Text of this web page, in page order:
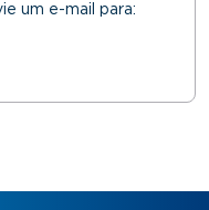
um e-mail para: